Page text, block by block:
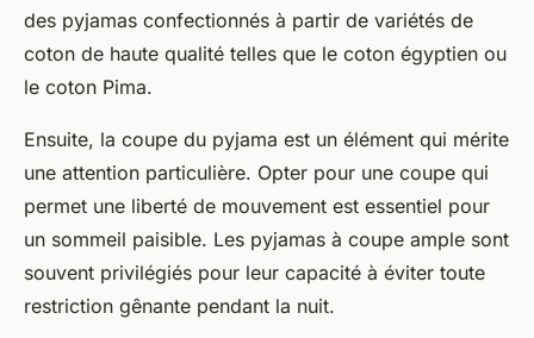
des pyjamas confectionnés à partir de variétés de
coton de haute qualité telles que le coton égyptien ou
le coton Pima.
Ensuite, la coupe du pyjama est un élément qui mérite
une attention particulière. Opter pour une coupe qui
permet une liberté de mouvement est essentiel pour
un sommeil paisible. Les pyjamas à coupe ample sont
souvent privilégiés pour leur capacité à éviter toute
restriction gênante pendant la nuit.